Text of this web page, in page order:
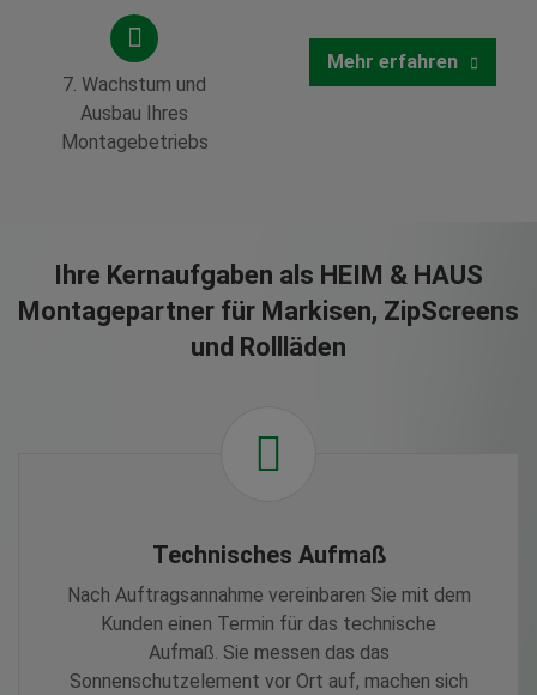
7. Wachstum und
Ausbau Ihres
Montagebetriebs
Mehr erfahren
Ihre Kernaufgaben als HEIM & HAUS
Montagepartner für Markisen, ZipScreens
und Rollläden
Technisches Aufmaß
Nach Auftragsannahme vereinbaren Sie mit dem
Kunden einen Termin für das technische
Aufmaß. Sie messen das das
Sonnenschutzelement vor Ort auf, machen sich